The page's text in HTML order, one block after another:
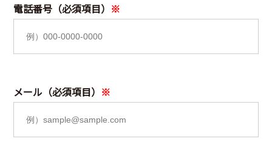
電話番号（必須項目）
メール（必須項目）